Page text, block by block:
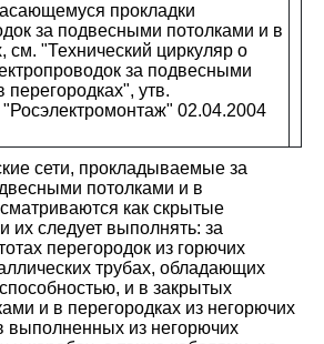
прокладки
за подвесными потолками и в
см. "Технический циркуляр о
за подвесными
перегородках", утв.
02.04.2004
сети, прокладываемые за
потолками и в
как скрытые
их следует выполнять: за
перегородок из горючих
трубах, обладающих
и в закрытых
и в перегородках из негорючих
выполненных из негорючих